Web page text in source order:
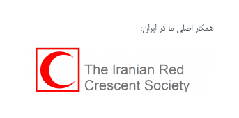
همکار اصلی ما در ایران: